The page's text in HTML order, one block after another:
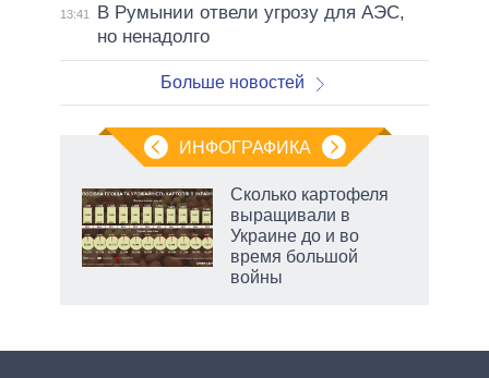
13:41
В Румынии отвели угрозу для АЭС,
но ненадолго
Больше новостей
ИНФОГРАФИКА
Сколько картофеля
выращивали в
Украине до и во
время большой
войны